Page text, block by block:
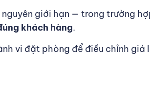
giới hạn — trong trường
khách hàng.
vi đặt phòng để điều chỉnh giá